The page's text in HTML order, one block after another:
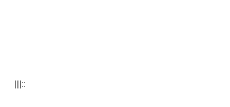
|||::